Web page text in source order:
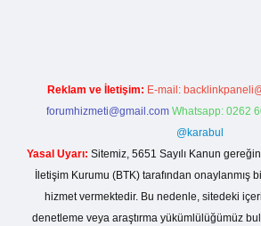
Reklam ve İletişim: E-mail:
forumhizmeti@gmail.com Whatsapp: 0262
@karabul
Yasal Uyarı: Sitemiz, 5651 Sayılı Kanun
İletişim Kurumu (BTK) tarafından onaylanmış
hizmet vermektedir. Bu nedenle, sitedeki
denetleme veya araştırma yükümlülüğümüz